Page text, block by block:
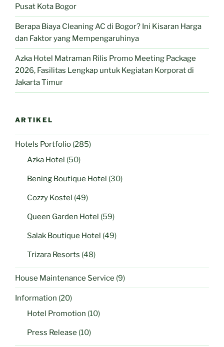
Pusat Kota Bogor
Berapa Biaya Cleaning AC di Bogor? Ini Kisaran Harga
dan Faktor yang Mempengaruhinya
Azka Hotel Matraman Rilis Promo Meeting Package
2026, Fasilitas Lengkap untuk Kegiatan Korporat di
Jakarta Timur
ARTIKEL
Hotels Portfolio (285)
Azka Hotel (50)
Bening Boutique Hotel (30)
Cozzy Kostel (49)
Queen Garden Hotel (59)
Salak Boutique Hotel (49)
Trizara Resorts (48)
House Maintenance Service (9)
Information (20)
Hotel Promotion (10)
Press Release (10)